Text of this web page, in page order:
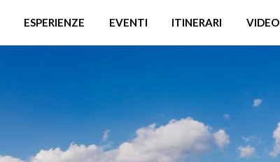
ESPERIENZE EVENTI ITINERARI VIDEO